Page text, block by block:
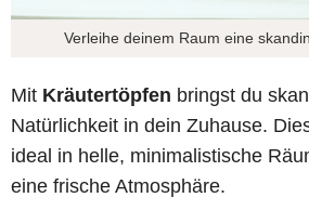
Verleihe deinem Raum eine
Mit Kräutertöpfen bringst du
Natürlichkeit in dein Zuhause.
ideal in helle, minimalistische
eine frische Atmosphäre.